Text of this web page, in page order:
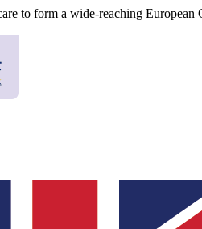
to form a wide-reaching European